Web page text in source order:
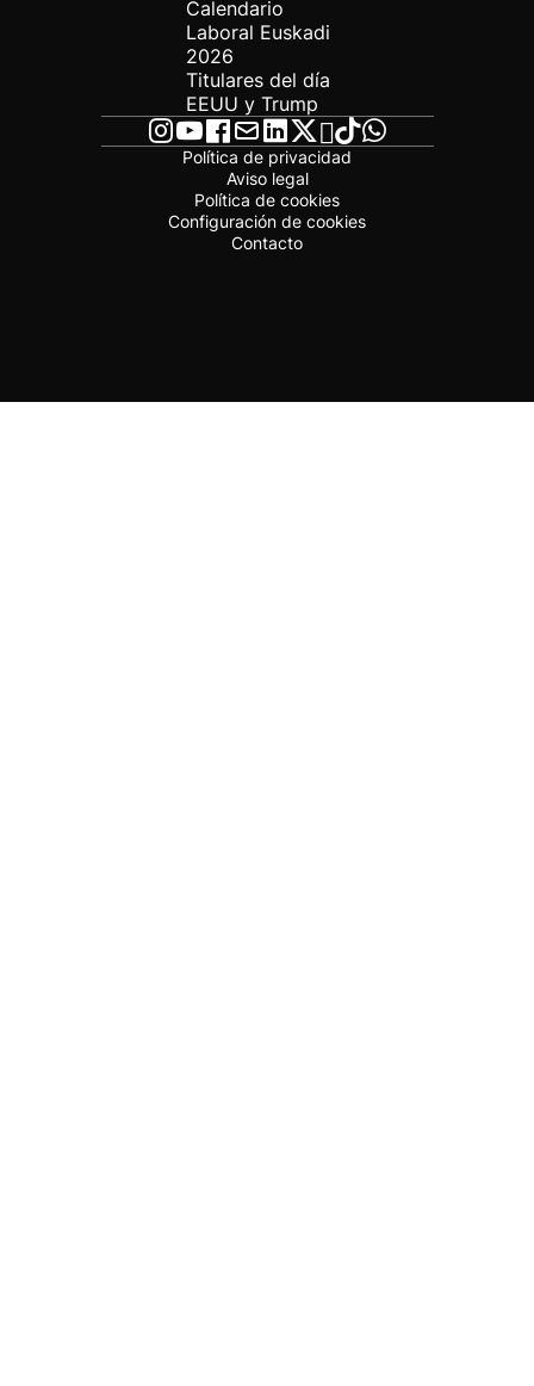
Calendario
Laboral Euskadi
2026
Titulares del día
EEUU y Trump
Política de privacidad
Aviso legal
Política de cookies
Configuración de cookies
Contacto